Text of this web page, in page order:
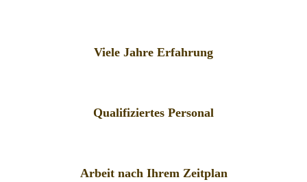
Viele Jahre Erfahrung
Qualifiziertes Personal
Arbeit nach Ihrem Zeitplan